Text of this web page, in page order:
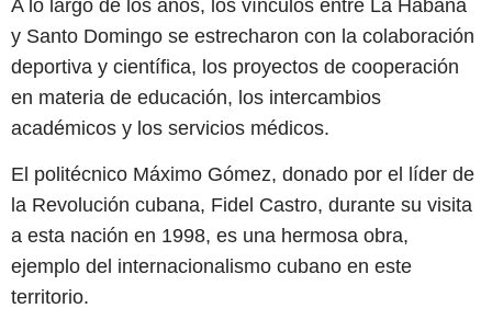
A lo largo de los años, los vínculos entre La Habana
y Santo Domingo se estrecharon con la colaboración
deportiva y científica, los proyectos de cooperación
en materia de educación, los intercambios
académicos y los servicios médicos.
El politécnico Máximo Gómez, donado por el líder de
la Revolución cubana, Fidel Castro, durante su visita
a esta nación en 1998, es una hermosa obra,
ejemplo del internacionalismo cubano en este
territorio.